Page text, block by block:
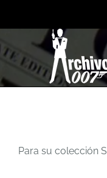
al
contenido
Para su colección